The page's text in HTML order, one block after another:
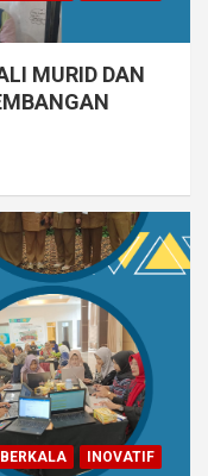
MURID DAN
INOVATIF